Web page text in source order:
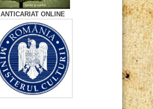
ANTICARIAT ONLINE